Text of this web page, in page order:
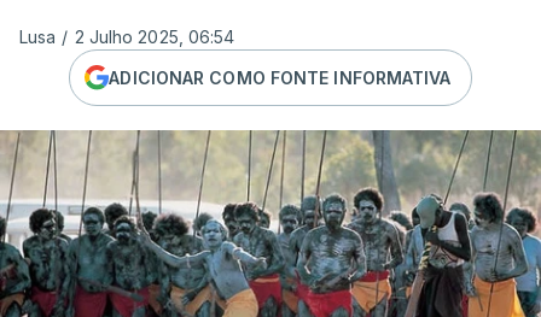
Lusa / 2 Julho 2025, 06:54
ADICIONAR COMO FONTE INFORMATIVA